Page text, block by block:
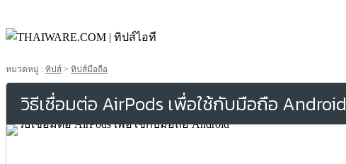
หมวดหมู่ : ทิปส์ > ทิปส์มือถือ
วิธีเชื่อมต่อ AirPods เพื่อใช้กับมือถือ Android